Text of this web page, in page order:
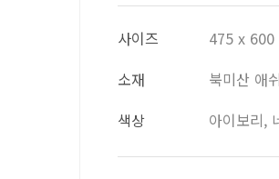
사이즈
475 x
소재
북미산 애
색상
아이보리,